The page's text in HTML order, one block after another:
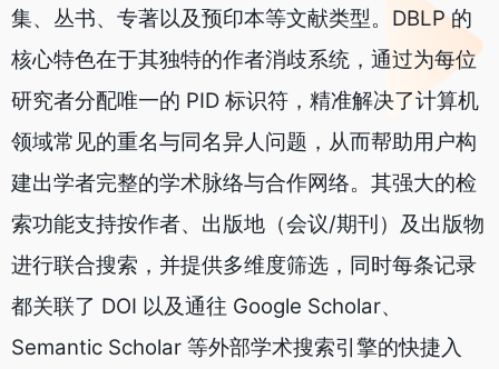
集、丛书、专著以及预印本等文献类型。DBLP 的
核心特色在于其独特的作者消歧系统，通过为每位
研究者分配唯一的 PID 标识符，精准解决了计算机
领域常见的重名与同名异人问题，从而帮助用户构
建出学者完整的学术脉络与合作网络。其强大的检
索功能支持按作者、出版地（会议/期刊）及出版物
进行联合搜索，并提供多维度筛选，同时每条记录
都关联了 DOI 以及通往 Google Scholar、
Semantic Scholar 等外部学术搜索引擎的快捷入